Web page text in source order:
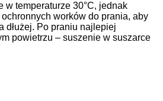
w temperaturze 30°C, jednak
worków do prania, aby
dłużej. Po praniu najlepiej
powietrzu – suszenie w suszarce